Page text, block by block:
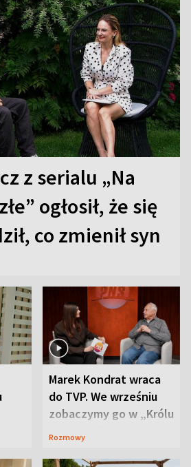
z serialu „Na
ogłosił, że się
co zmienił syn
Marek Kondrat wraca
do TVP. We wrześniu
zobaczymy go w „Królu
Maciusiu I”
Rozmowy